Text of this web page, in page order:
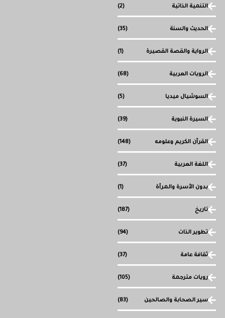
التنمية الذاتية (2)
الحديث والسنة (35)
الرواية والقصة القصيرة (1)
الرويات العربية (68)
السوشيال ميديا (5)
السيرة النبوية (39)
القرآن الكريم وعلومه (148)
اللغة العربية (37)
بدون الأسرة والمرأة (1)
تاريخ (187)
تطوير الذات (94)
ثقافة عامة (37)
رويات مترجمة (105)
سير الصحابة والصالحين (83)